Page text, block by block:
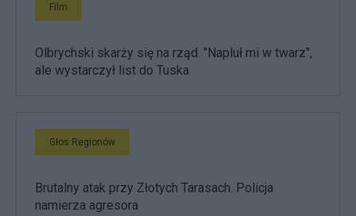
Film
Olbrychski skarży się na rząd. "Napluł mi w twarz",
ale wystarczył list do Tuska
Głos Regionów
Brutalny atak przy Złotych Tarasach. Policja
namierza agresora